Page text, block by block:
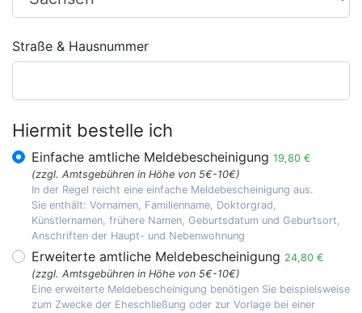
Straße & Hausnummer
Hiermit bestelle ich
Einfache amtliche Meldebescheinigung 19,80 €
(zzgl. Amtsgebühren in Höhe von 5€-10€)
In der Regel reicht eine einfache Meldebescheinigung aus.
Sie enthält: Vornamen, Familienname, Doktorgrad,
Künstlernamen, frühere Namen, Geburtsdatum und Geburtsort,
Anschriften der Haupt- und Nebenwohnung
Erweiterte amtliche Meldebescheinigung 24,80 €
(zzgl. Amtsgebühren in Höhe von 5€-10€)
Eine erweiterte Meldebescheinigung benötigen Sie beispielsweise
zum Zwecke der Eheschließung oder zur Vorlage bei einer